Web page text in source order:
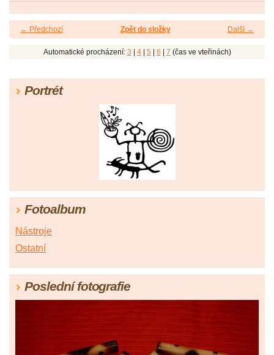
← Předchozí Další →
Zpět do složky
Automatické procházení: 3 4| 5| 6 7 (čas ve vteřinách)
Portrét
Fotoalbum
Nástroje
Ostatní
Poslední fotografie